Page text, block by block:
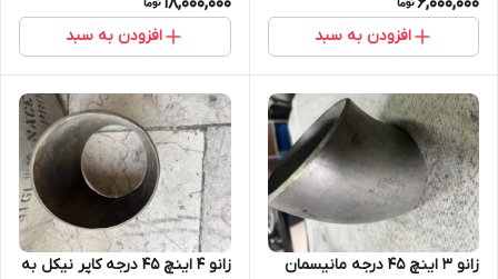
افزودن به سبد افزودن به سبد
زانو 3 اینچ 45 درجه مانیسمان
زانو 4 اینچ 45 درجه کاپر نیکل به